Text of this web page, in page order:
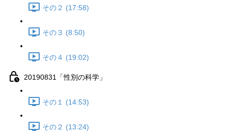
その２ (17:58)
その３ (8:50)
その４ (19:02)
20190831「性別の科学」
その１ (14:53)
その２ (13:24)